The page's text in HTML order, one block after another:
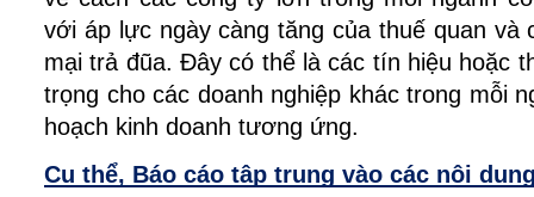
với áp lực ngày càng tăng của thuế quan và
mại trả đũa. Đây có thể là các tín hiệu hoặc
trọng cho các doanh nghiệp khác trong mỗi
hoạch kinh doanh tương ứng.
Cụ thể, Báo cáo tập trung vào các nội